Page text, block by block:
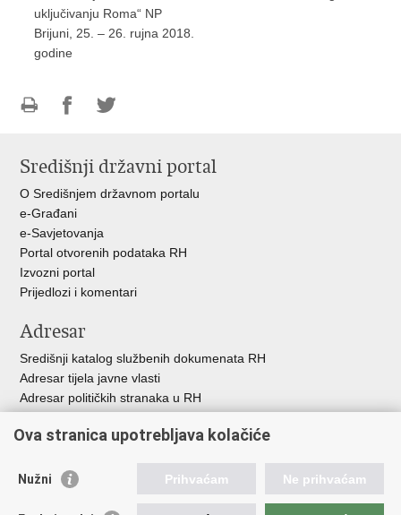
uključivanju Roma“ NP
Brijuni, 25. – 26. rujna 2018.
godine
FacebookuTwitteru
Središnji državni portal
O Središnjem državnom portalu
e-Građani
e-Savjetovanja
Portal otvorenih podataka RH
Izvozni portal
Prijedlozi i komentari
Adresar
Središnji katalog službenih dokumenata RH
Adresar tijela javne vlasti
Adresar političkih stranaka u RH
Besplatni telefoni javne uprave
Važne poveznice
Ova stranica upotrebljava kolačiće
Nužni Prihvaćam Ne prihvaćam